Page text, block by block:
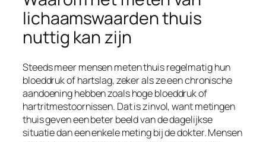
lichaamswaarden thuis
nuttig kan zijn
Steeds meer mensen meten thuis regelmatig hun
bloeddruk of hartslag, zeker als ze een chronische
aandoening hebben zoals hoge bloeddruk of
hartritmestoornissen. Dat is zinvol, want metingen
thuis geven een beter beeld van de dagelijkse
situatie dan een enkele meting bij de dokter. Mensen